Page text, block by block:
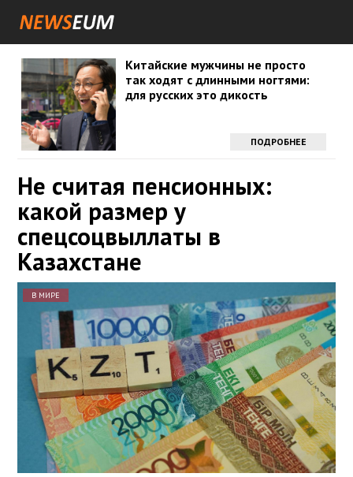
Китайские мужчины не просто
так ходят с длинными ногтями:
для русских это дикость
ПОДРОБНЕЕ
Не считая пенсионных:
какой размер у
спецсоцвыллаты в
Казахстане
В МИРЕ